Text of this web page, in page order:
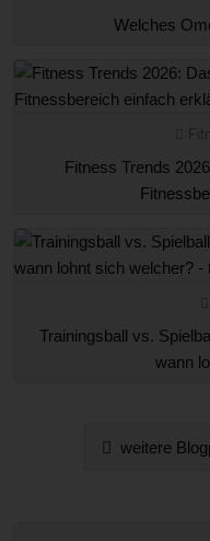
Welches
Fitness Trends
Trainingsball vs.
wann
weitere